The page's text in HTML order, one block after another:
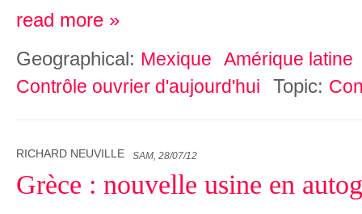
read more »
Geographical: Mexique
Amérique latine
Contrôle ouvrier d'aujourd'hui
Topic:
RICHARD NEUVILLE SAM, 28/07/12
Grèce : nouvelle usine en